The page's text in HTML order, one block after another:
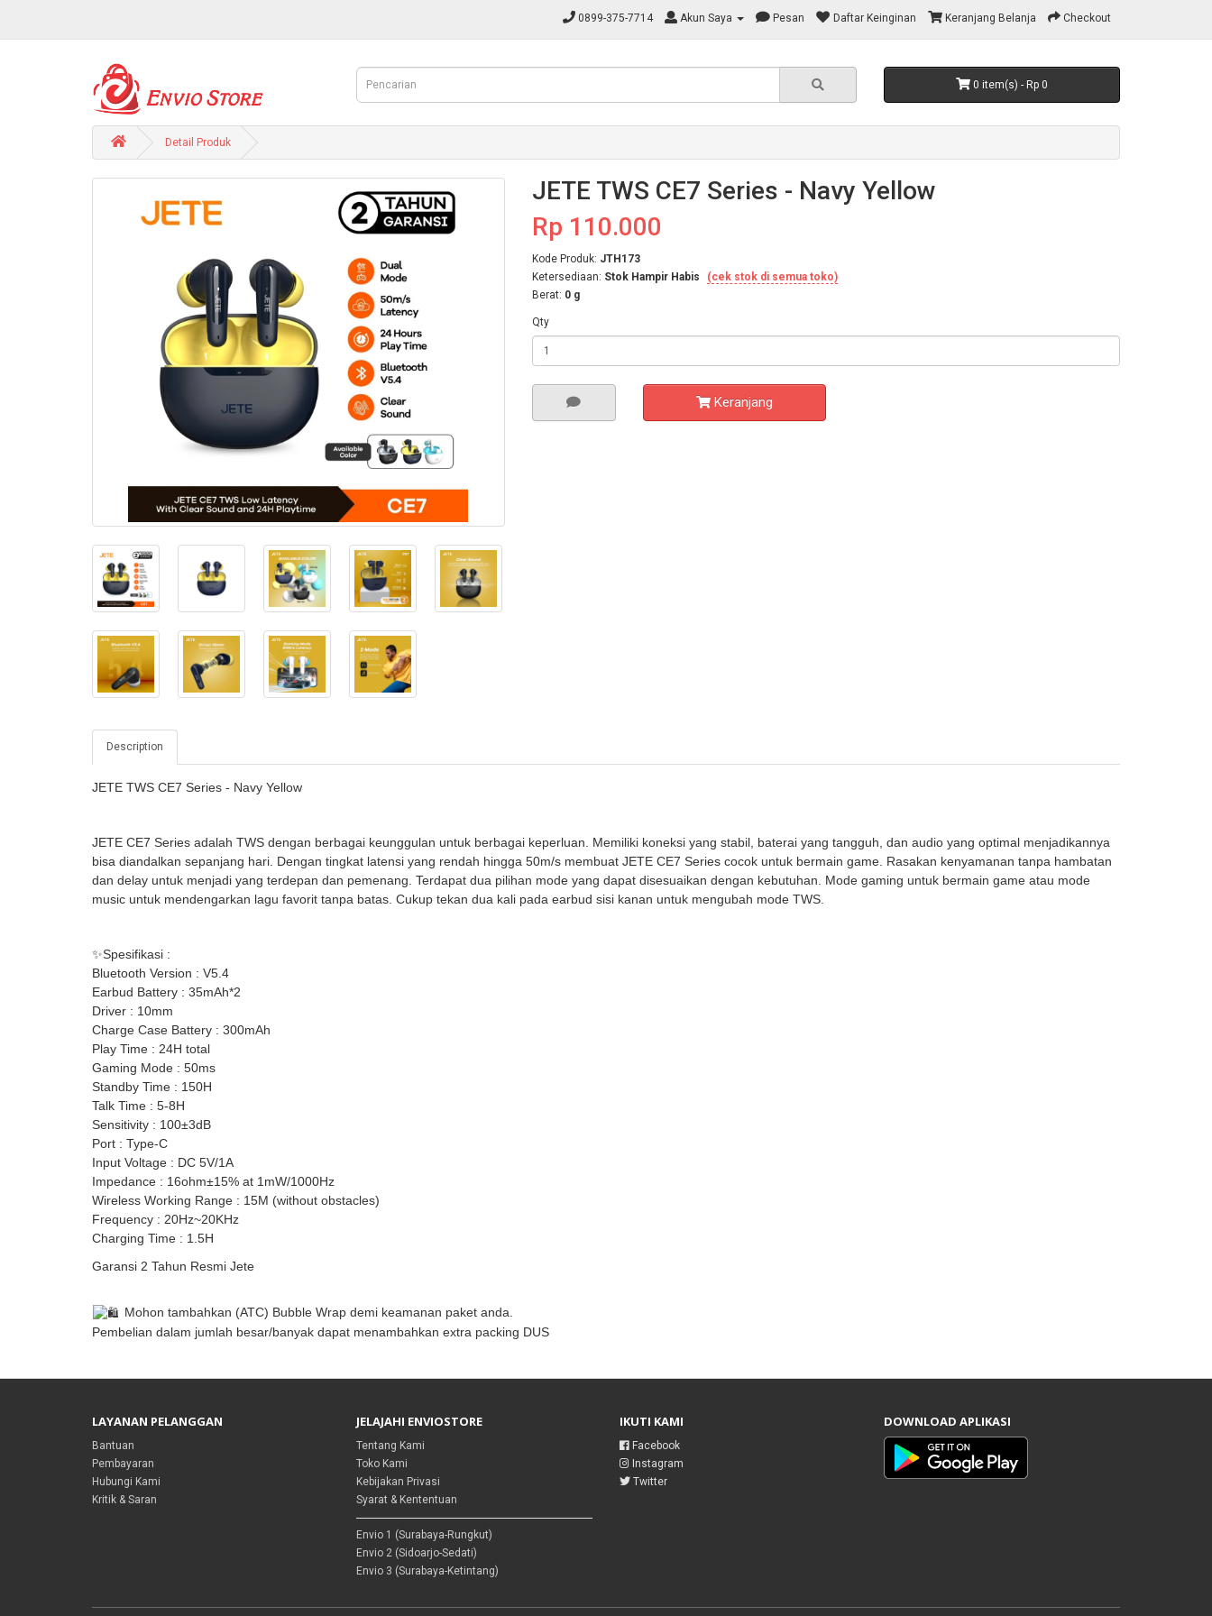
0899-375-7714 Akun Saya Pesan Daftar Keinginan Keranjang Belanja Checkout
0 item(s) - Rp 0
Detail Produk
JETE TWS CE7 Series - Navy Yellow
Rp 110.000
Kode Produk: JTH173
Ketersediaan: Stok Hampir Habis
(cek stok di semua toko)
Berat: 0 g
Qty
Keranjang
Description
JETE TWS CE7 Series - Navy Yellow
JETE CE7 Series adalah TWS dengan berbagai keunggulan untuk berbagai keperluan. Memiliki koneksi yang stabil, baterai yang tangguh, dan audio yang optimal menjadikannya
bisa diandalkan sepanjang hari. Dengan tingkat latensi yang rendah hingga 50m/s membuat JETE CE7 Series cocok untuk bermain game. Rasakan kenyamanan tanpa hambatan
dan delay untuk menjadi yang terdepan dan pemenang. Terdapat dua pilihan mode yang dapat disesuaikan dengan kebutuhan. Mode gaming untuk bermain game atau mode
music untuk mendengarkan lagu favorit tanpa batas. Cukup tekan dua kali pada earbud sisi kanan untuk mengubah mode TWS.
✨Spesifikasi :
Bluetooth Version : V5.4
Earbud Battery : 35mAh*2
Driver : 10mm
Charge Case Battery : 300mAh
Play Time : 24H total
Gaming Mode : 50ms
Standby Time : 150H
Talk Time : 5-8H
Sensitivity : 100±3dB
Port : Type-C
Input Voltage : DC 5V/1A
Impedance : 16ohm±15% at 1mW/1000Hz
Wireless Working Range : 15M (without obstacles)
Frequency : 20Hz~20KHz
Charging Time : 1.5H
Garansi 2 Tahun Resmi Jete
Mohon tambahkan (ATC) BubbleWrap demi keamanan paket anda.
Pembelian dalam jumlah besar/banyak dapat menambahkan extra packing DUS
LAYANAN PELANGGAN
Bantuan
Pembayaran
Hubungi Kami
Kritik & Saran
JELAJAHI ENVIOSTORE
Tentang Kami
Toko Kami
Kebijakan Privasi
Syarat & Kententuan
Envio 1 (Surabaya-Rungkut)
Envio 2 (Sidoarjo-Sedati)
Envio 3 (Surabaya-Ketintang)
IKUTI KAMI
Facebook
Instagram
Twitter
DOWNLOAD APLIKASI